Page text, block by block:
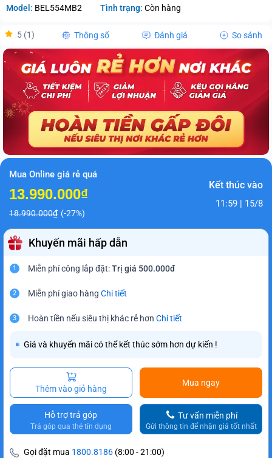
Model: BEL554MB2 Tình trạng: Còn hàng
5 (1) Thông số Đánh giá So sánh
Mua Online giá rẻ quá
13.990.000₫
18.990.000₫ (-27%)
Kết thúc vào
11:59 | 15/8
Khuyến mãi hấp dẫn
1 Miễn phí công lắp đặt:Trị giá 500.000đ
2 Miễn phí giao hàng Chi tiết
3 Hoàn tiền nếu siêu thị khác rẻ hơn Chi tiết
Giá và khuyến mãi có thể kết thúc sớm hơn dự kiến !
Thêm vào giỏ hàng
Mua ngay
Hỗ trợ trả góp
Trả góp qua thẻ tín dụng
Tư vấn miễn phí
Gửi thông tin để nhận giá tốt nhất
Gọi đặt mua 1800.8186 (8:00 - 21:00)